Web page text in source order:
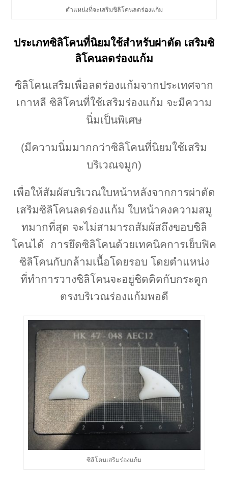
ตำแหน่งที่จะเสริมซิลิโคนลดร่องแก้ม
ประเภทซิลิโคนที่นิยมใช้สำหรับผ่าตัด เสริมซิ
ลิโคนลดร่องแก้ม
ซิลิโคนเสริมเพื่อลดร่องแก้มจากประเทศจาก
เกาหลี ซิลิโคนที่ใช้เสริมร่องแก้ม จะมีความ
นิ่มเป็นพิเศษ
(มีความนิ่มมากกว่าซิลิโคนที่นิยมใช้เสริม
บริเวณจมูก)
เพื่อให้สัมผัสบริเวณใบหน้าหลังจากการผ่าตัด
เสริมซิลิโคนลดร่องแก้ม ใบหน้าคงความสมู
ทมากที่สุด จะไม่สามารถสัมผัสถึงขอบซิลิ
โคนได้ การยึดซิลิโคนด้วยเทคนิคการเย็บฟิค
ซิลิโคนกับกล้ามเนื้อโดยรอบ โดยตำแหน่ง
ที่ทำการวางซิลิโคนจะอยู่ชิดติดกับกระดูก
ตรงบริเวณร่องแก้มพอดี
ซิลิโคนเสริมร่องแก้ม